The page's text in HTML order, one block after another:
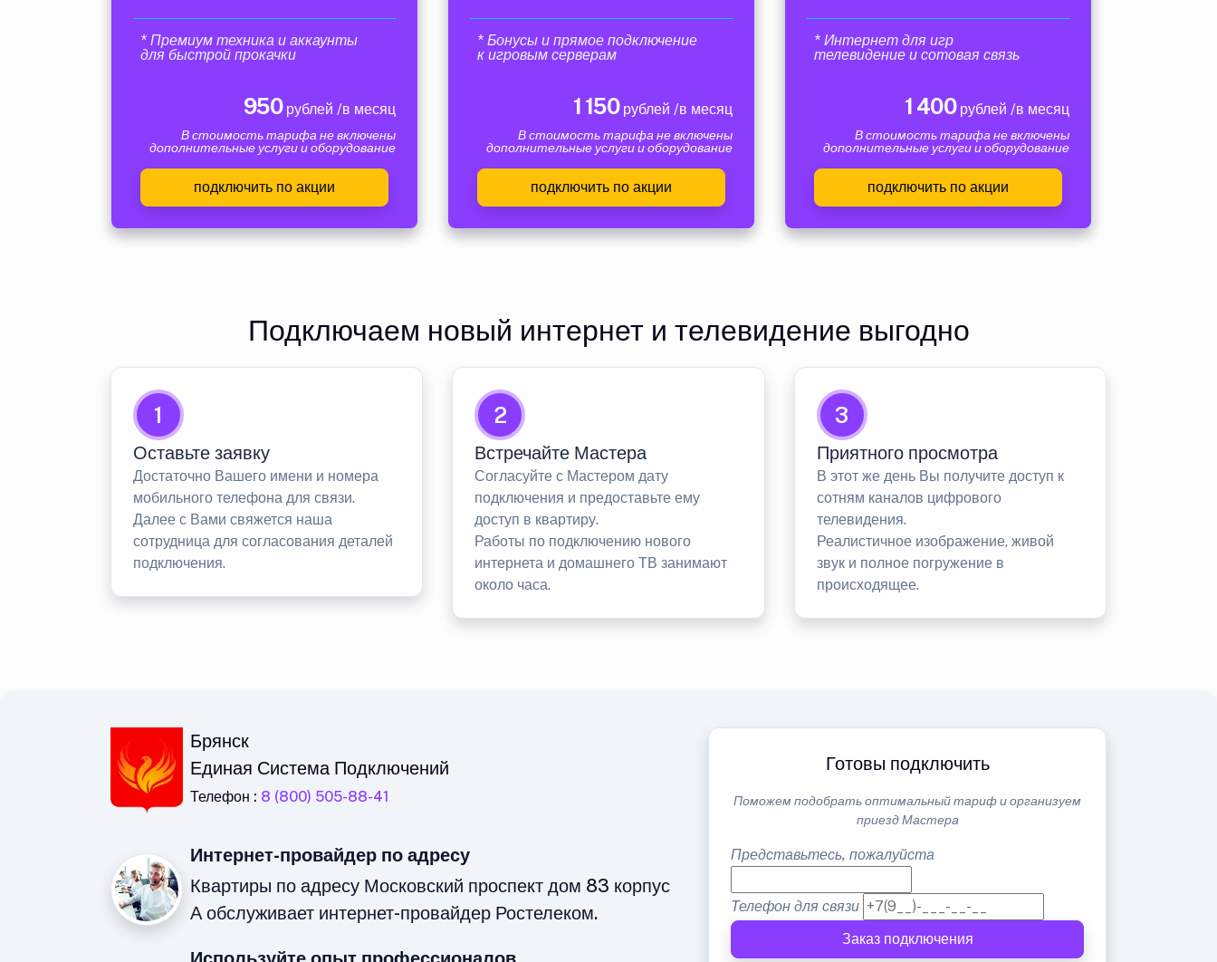
* Премиум техника и аккаунты
для быстрой прокачки
950рублей /в месяц
В стоимость тарифа не включены
дополнительные услуги и оборудование
подключить по акции
* Бонусы и прямое подключение
к игровым серверам
1 150рублей /в месяц
В стоимость тарифа не включены
дополнительные услуги и оборудование
подключить по акции
* Интернет для игр
телевидение и сотовая связь
1 400рублей /в месяц
В стоимость тарифа не включены
дополнительные услуги и оборудование
подключить по акции
Подключаем новый интернет и телевидение выгодно
1
Оставьте заявку
Достаточно Вашего имени и номера
мобильного телефона для связи.
Далее с Вами свяжется наша
сотрудница для согласования деталей
подключения.
2
Встречайте Мастера
Согласуйте с Мастером дату
подключения и предоставьте ему
доступ в квартиру.
Работы по подключению нового
интернета и домашнего ТВ занимают
около часа.
3
Приятного просмотра
В этот же день Вы получите доступ к
сотням каналов цифрового
телевидения.
Реалистичное изображение, живой
звук и полное погружение в
происходящее.
Брянск
Единая Система Подключений
Телефон : 8 (800) 505-88-41
Интернет-провайдер по адресу
Квартиры по адресу Московский проспект дом 83 корпус
А обслуживает интернет-провайдер Ростелеком.
Готовы подключить
Поможем подобрать оптимальный тариф и организуем
приезд Мастера
Представьтесь, пожалуйста
Телефон для связи
Заказ подключения